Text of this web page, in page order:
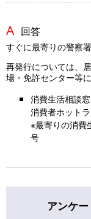
回答
すぐに最寄りの警察
再発行については、
場・免許センター等
消費生活相談
消費者ホット
※最寄りの消費
号
アンケ